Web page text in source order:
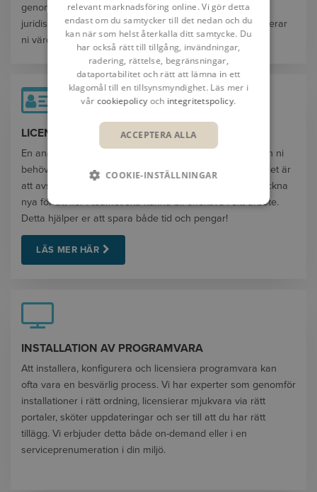
genomföra en smidig implementering kan ni minimera
juridiska risker och onödiga kostnader. Samtidigt maximerar
ni värdet av era programvarutillgångar!
LICENSANVÄNDNINGSANALYS
En analys av er licensanvändning ger er den information ni
behöver för att fatta ett välgrundat beslut - oavsett om det är
att avsluta vissa licenser för att de inte används eller teckna
nya för att fler i teamet ska kunna bli effektiva i sitt arbete.
Detta hjälper er att spara både tid och pengar!
LÄS MER HÄR
INSTALLATION AV PROGRAMVARA
Att installera, konfigurera och licensiera programvara kan
ofta vara en besvärlig process. Vi har experter som genomför
installationer i rätt ordning, licensierar mjukvara via rätt
portaler, sköter uppdateringar och ser till att du har rätt
tillägg. Vi erbjuder detta både on-demand eller i en
serviceprenumeration i din miljö.
relevant marknadsföring online. Vi gör detta
endast om du samtycker till det nedan och du
kan när som helst återkalla ditt samtycke. Du
har också rätt till tillgång, invändningar,
radering, rättelse, begränsningar,
dataportabilitet och rätt att lämna in ett
klagomål till en tillsynsmyndighet. Läs mer i
vår cookiepolicyoch integritetspolicy.
ACCEPTERA ALLA
COOKIE-INSTÄLLNINGAR